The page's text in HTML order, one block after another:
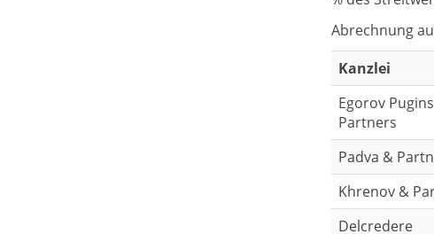
Abrechnung
Kanzlei
Egorov
Partners
Padva &
Khrenov &
Delcredere